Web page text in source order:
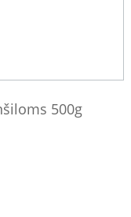
500g